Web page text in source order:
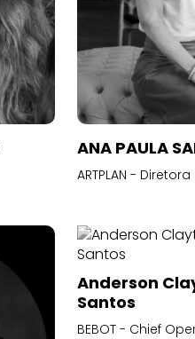
ANA PAULA
ARTPLAN -
Anderson
Santos
BEBOT - Chief